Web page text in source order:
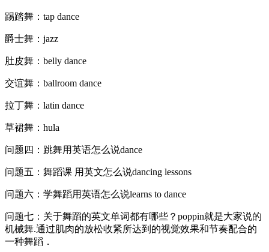
踢踏舞：tap dance
爵士舞：jazz
肚皮舞：belly dance
交谊舞：ballroom dance
拉丁舞：latin dance
草裙舞：hula
问题四：跳舞用英语怎么说dance
问题五：舞蹈课 用英文怎么说dancing lessons
问题六：学舞蹈用英语怎么说learns to dance
问题七：关于舞蹈的英文单词都有哪些？poppin就是大家说的
机械舞.通过肌肉的放松收紧所达到的视觉效果和节奏配合的
一种舞蹈．